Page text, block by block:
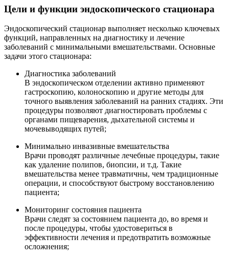
Цели и функции эндоскопического стационара
Эндоскопический стационар выполняет несколько ключевых
функций, направленных на диагностику и лечение
заболеваний с минимальными вмешательствами. Основные
задачи этого стационара:
Диагностика заболеваний
В эндоскопическом отделении активно применяют
гастроскопию, колоноскопию и другие методы для
точного выявления заболеваний на ранних стадиях. Эти
процедуры позволяют диагностировать проблемы с
органами пищеварения, дыхательной системы и
мочевыводящих путей;
Минимально инвазивные вмешательства
Врачи проводят различные лечебные процедуры, такие
как удаление полипов, биопсии, и т.д. Такие
вмешательства менее травматичны, чем традиционные
операции, и способствуют быстрому восстановлению
пациента;
Мониторинг состояния пациента
Врачи следят за состоянием пациента до, во время и
после процедуры, чтобы удостовериться в
эффективности лечения и предотвратить возможные
осложнения;